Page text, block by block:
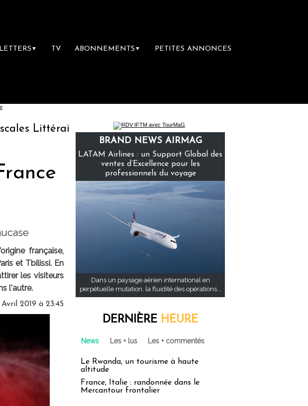
▼ TV ABONNEMENTS ▼ PETITES ANNONCES
la première librairie du voyage
française,
et Tbilissi. En
les visiteurs
l'autre.
2019 à 23:45
BRAND NEWS AIRMAG
LATAM Airlines : un Support Global des
ventes d’Excellence pour les
professionnels du voyage
Dans un paysage aérien international en
perpétuelle mutation, la fluidité des opérations...
DERNIÈRE HEURE
News Les + lus Les + commentés
Le Rwanda, un tourisme à haute
altitude
France, Italie : randonnée dans le
Mercantour frontalier